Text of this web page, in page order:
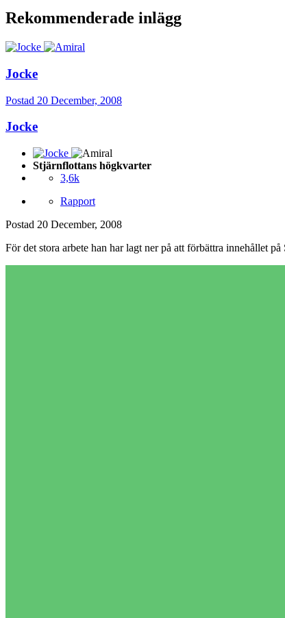
Rekommenderade inlägg
Jocke
Postad 20 December, 2008
Jocke
Stjärnflottans högkvarter
3,6k
Rapport
Postad 20 December, 2008
För det stora arbete han har lagt ner på att förbättra innehållet